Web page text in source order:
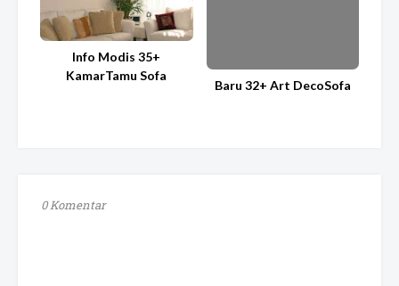
Info Modis 35+
KamarTamu Sofa
Baru 32+ Art DecoSofa
0 Komentar